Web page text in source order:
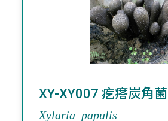
XY-XY007 疙瘩炭角菌
Xylaria papulis